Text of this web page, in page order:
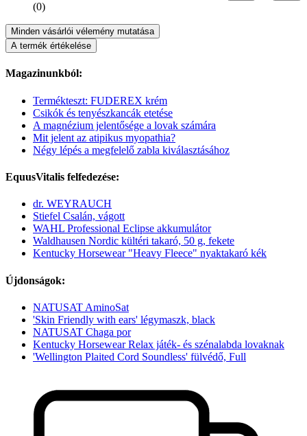
(0)
Minden vásárlói vélemény mutatása
A termék értékelése
Magazinunkból:
Termékteszt: FUDEREX krém
Csikók és tenyészkancák etetése
A magnézium jelentősége a lovak számára
Mit jelent az atipikus myopathia?
Négy lépés a megfelelő zabla kiválasztásához
EquusVitalis felfedezése:
dr. WEYRAUCH
Stiefel Csalán, vágott
WAHL Professional Eclipse akkumulátor
Waldhausen Nordic kültéri takaró, 50 g, fekete
Kentucky Horsewear "Heavy Fleece" nyaktakaró kék
Újdonságok:
NATUSAT AminoSat
'Skin Friendly with ears' légymaszk, black
NATUSAT Chaga por
Kentucky Horsewear Relax játék- és szénalabda lovaknak
'Wellington Plaited Cord Soundless' fülvédő, Full